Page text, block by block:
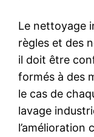
Le nettoyage
règles et des
il doit être
formés à des
le cas de
lavage
l’amélioration